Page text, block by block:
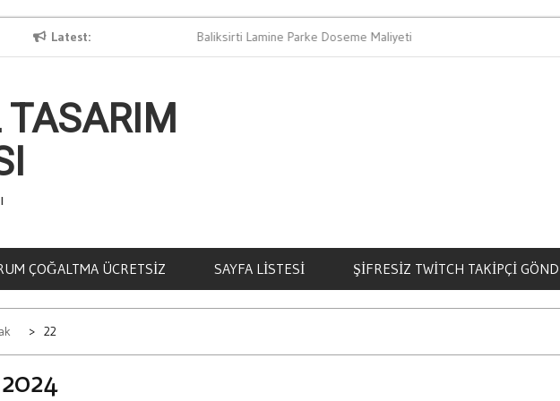
Latest Baliksirti Lamine Parke Doseme Maliyeti
ÇOĞALTMA ÜCRETSIZ SAYFA LISTESI ŞIFRESIZ TWITCH TAKIPÇI
22